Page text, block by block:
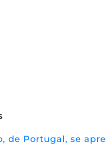
de Portugal, se